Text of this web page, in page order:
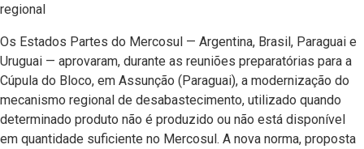
regional
Os Estados Partes do Mercosul — Argentina, Brasil, Paraguai e
Uruguai — aprovaram, durante as reuniões preparatórias para a
Cúpula do Bloco, em Assunção (Paraguai), a modernização do
mecanismo regional de desabastecimento, utilizado quando
determinado produto não é produzido ou não está disponível
em quantidade suficiente no Mercosul. A nova norma, proposta